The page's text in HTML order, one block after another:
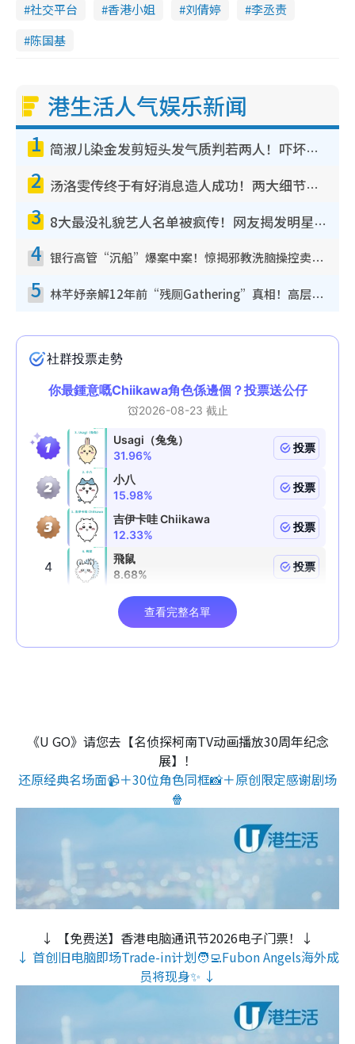
社交平台 香港小姐 刘倩婷
李丞责
陈国基
港生活人气娱乐新闻
1 简淑儿染金发剪短头发气质判若两人！吓坏老公麦大力都认不出：“你做什么？”
2 汤洛雯传终于有好消息造人成功！两大细节曝孕味极浓引猜测：大肚婆先会咁！
3 8大最没礼貌艺人名单被疯传！网友揭发明星真面目，一致数落这一位是无品天花板？
4 银行高管“沉船”爆案中案！惊揭邪教洗脑操控卖淫被吞600万，幕后黑手讲多错多
5 林芊妤亲解12年前“残厕Gathering”真相！高层解约一句话重创尊严，至今拒返TVB
《U GO》请您去【名侦探柯南TV动画播放30周年纪念
展】！
还原经典名场面📹＋30位角色同框📸＋原创限定感谢剧场
🍿
↓ 【免费送】香港电脑通讯节2026电子门票！↓
↓ 首创旧电脑即场Trade-in计划🧑‍💻Fubon Angels海外成
员将现身✨ ↓